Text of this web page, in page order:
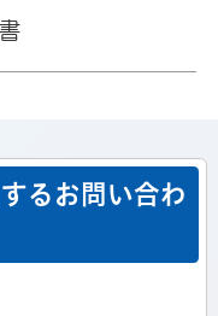
るお問い合わ